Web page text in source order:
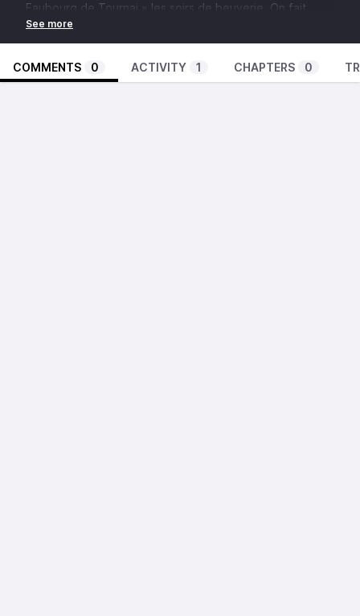
Faubourg de Tournai » les soirs de beuverie. On fait
monter le son, les mouettes assurent l’instrumentale, et
tout à coup, sur le parking d’un campanile d’Occitanie,
s’élève une comptine wallonne.
COMMENTS 0 ACTIVITY 1 CHAPTERS 0